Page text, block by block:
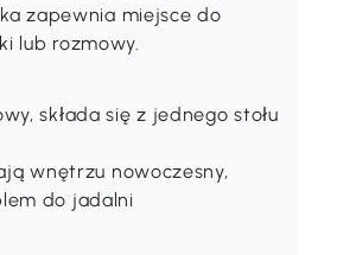
zapewnia miejsce do
lub rozmowy.
składa się z jednego stołu
wnętrzu nowoczesny,
do jadalni